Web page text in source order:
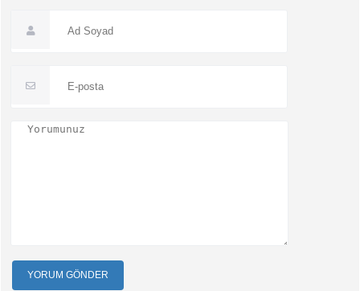
YORUM GÖNDER